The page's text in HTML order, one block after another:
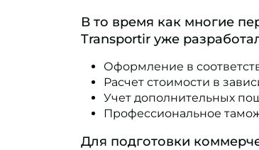
В то время как многие
Transportir уже
Оформление в
Расчет стоимости в
Учет дополнительных
Профессиональное
Для подготовки